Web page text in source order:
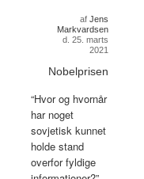
af Jens
Markvardsen
d. 25. marts
2021
Nobelprisen
“Hvor og hvornår
har noget
sovjetisk kunnet
holde stand
overfor fyldige